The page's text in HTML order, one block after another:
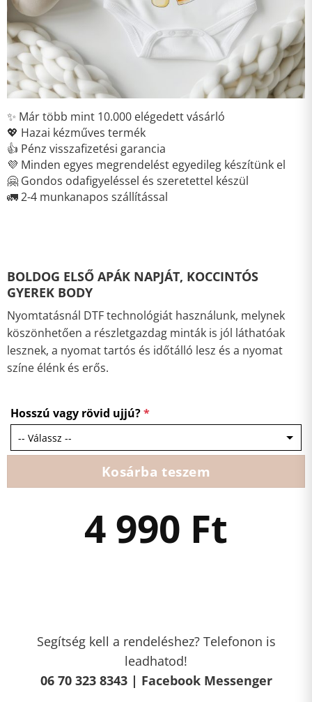
✨ Már több mint 10.000 elégedett vásárló
💖 Hazai kézműves termék
👍 Pénz visszafizetési garancia
💜 Minden egyes megrendelést egyedileg készítünk el
🤗 Gondos odafigyeléssel és szeretettel készül
🚛 2-4 munkanapos szállítással
BOLDOG ELSŐ APÁK NAPJÁT, KOCCINTÓS
GYEREK BODY
Nyomtatásnál DTF technológiát használunk, melynek
köszönhetően a részletgazdag minták is jól láthatóak
lesznek, a nyomat tartós és időtálló lesz és a nyomat
színe élénk és erős.
Hosszú vagy rövid ujjú?*
Kosárba teszem
4 990 Ft
Segítség kell a rendeléshez? Telefonon is
leadhatod!
06 70 323 8343 | Facebook Messenger